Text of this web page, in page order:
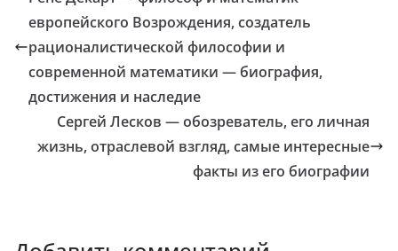
европейского Возрождения, создатель
рационалистической философии и
современной математики — биография,
достижения и наследие
Сергей Лесков — обозреватель, его личная
жизнь, отраслевой взгляд, самые интересные
факты из его биографии